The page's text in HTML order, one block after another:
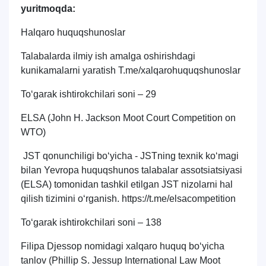
yuritmoqda:
Halqaro huquqshunoslar
Talabalarda ilmiy ish amalga oshirishdagi
kunikamalarni yaratish T.me/xalqarohuquqshunoslar
To‘garak ishtirokchilari soni – 29
ELSA (John H. Jackson Moot Court Competition on
WTO)
JST qonunchiligi bo‘yicha - JSTning texnik ko‘magi
bilan Yevropa huquqshunos talabalar assotsiatsiyasi
(ELSA) tomonidan tashkil etilgan JST nizolarni hal
qilish tizimini o‘rganish. https://t.me/elsacompetition
To‘garak ishtirokchilari soni – 138
Filipa Djessop nomidagi xalqaro huquq bo‘yicha
tanlov (Phillip S. Jessup International Law Moot